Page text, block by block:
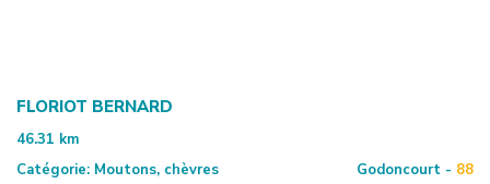
FLORIOT BERNARD
46.31 km
Catégorie: Moutons, chèvres Godoncourt - 88